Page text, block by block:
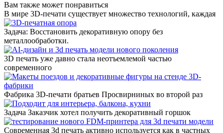
Вам также может понравиться
В мире 3D-печати существует множество технологий, каждая
Задача: Восстановить декоративную опору без
металлообработки.
3D печать уже давно стала неотъемлемой частью
современного
Фабрика 3D-печати братьев Просвирниных во второй раз
Задача Заказчик хотел получить декоративный горшок
Современная 3d печать активно используется как в частных